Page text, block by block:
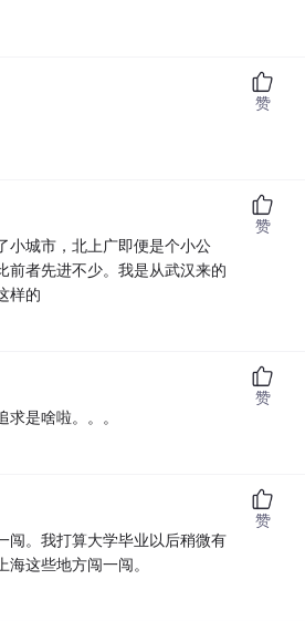
赞
小城市，北上广即便是个小公
前者先进不少。我是从武汉来的
样的
赞
求是啥啦。。。
赞
闯。我打算大学毕业以后稍微有
海这些地方闯一闯。
赞